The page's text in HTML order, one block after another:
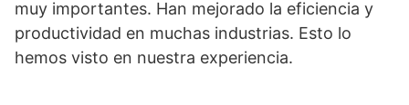
muy importantes. Han mejorado la eficiencia y
productividad en muchas industrias. Esto lo
hemos visto en nuestra experiencia.